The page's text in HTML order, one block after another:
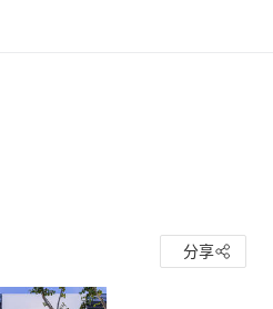
分享